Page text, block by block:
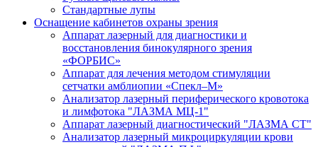
Стандартные лупы
Оснащение кабинетов охраны зрения
Аппарат лазерный для диагностики и
восстановления бинокулярного зрения
«ФОРБИС»
Аппарат для лечения методом стимуляции
сетчатки амблиопии «Спекл–М»
Анализатор лазерный периферического кровотока
и лимфотока "ЛАЗМА МЦ-1"
Аппарат лазерный диагностический "ЛАЗМА СТ"
Анализатор лазерный микроциркуляции крови